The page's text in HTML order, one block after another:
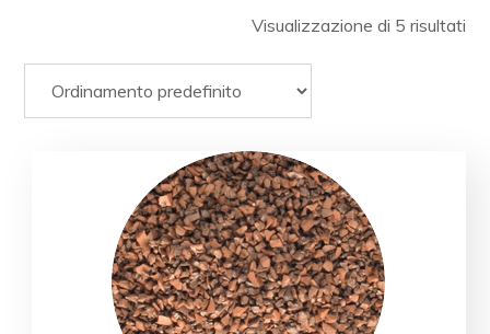
Visualizzazione di 5 risultati